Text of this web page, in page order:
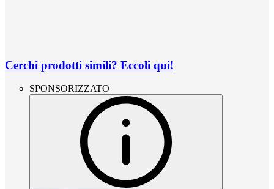
Cerchi prodotti simili? Eccoli qui!
SPONSORIZZATO